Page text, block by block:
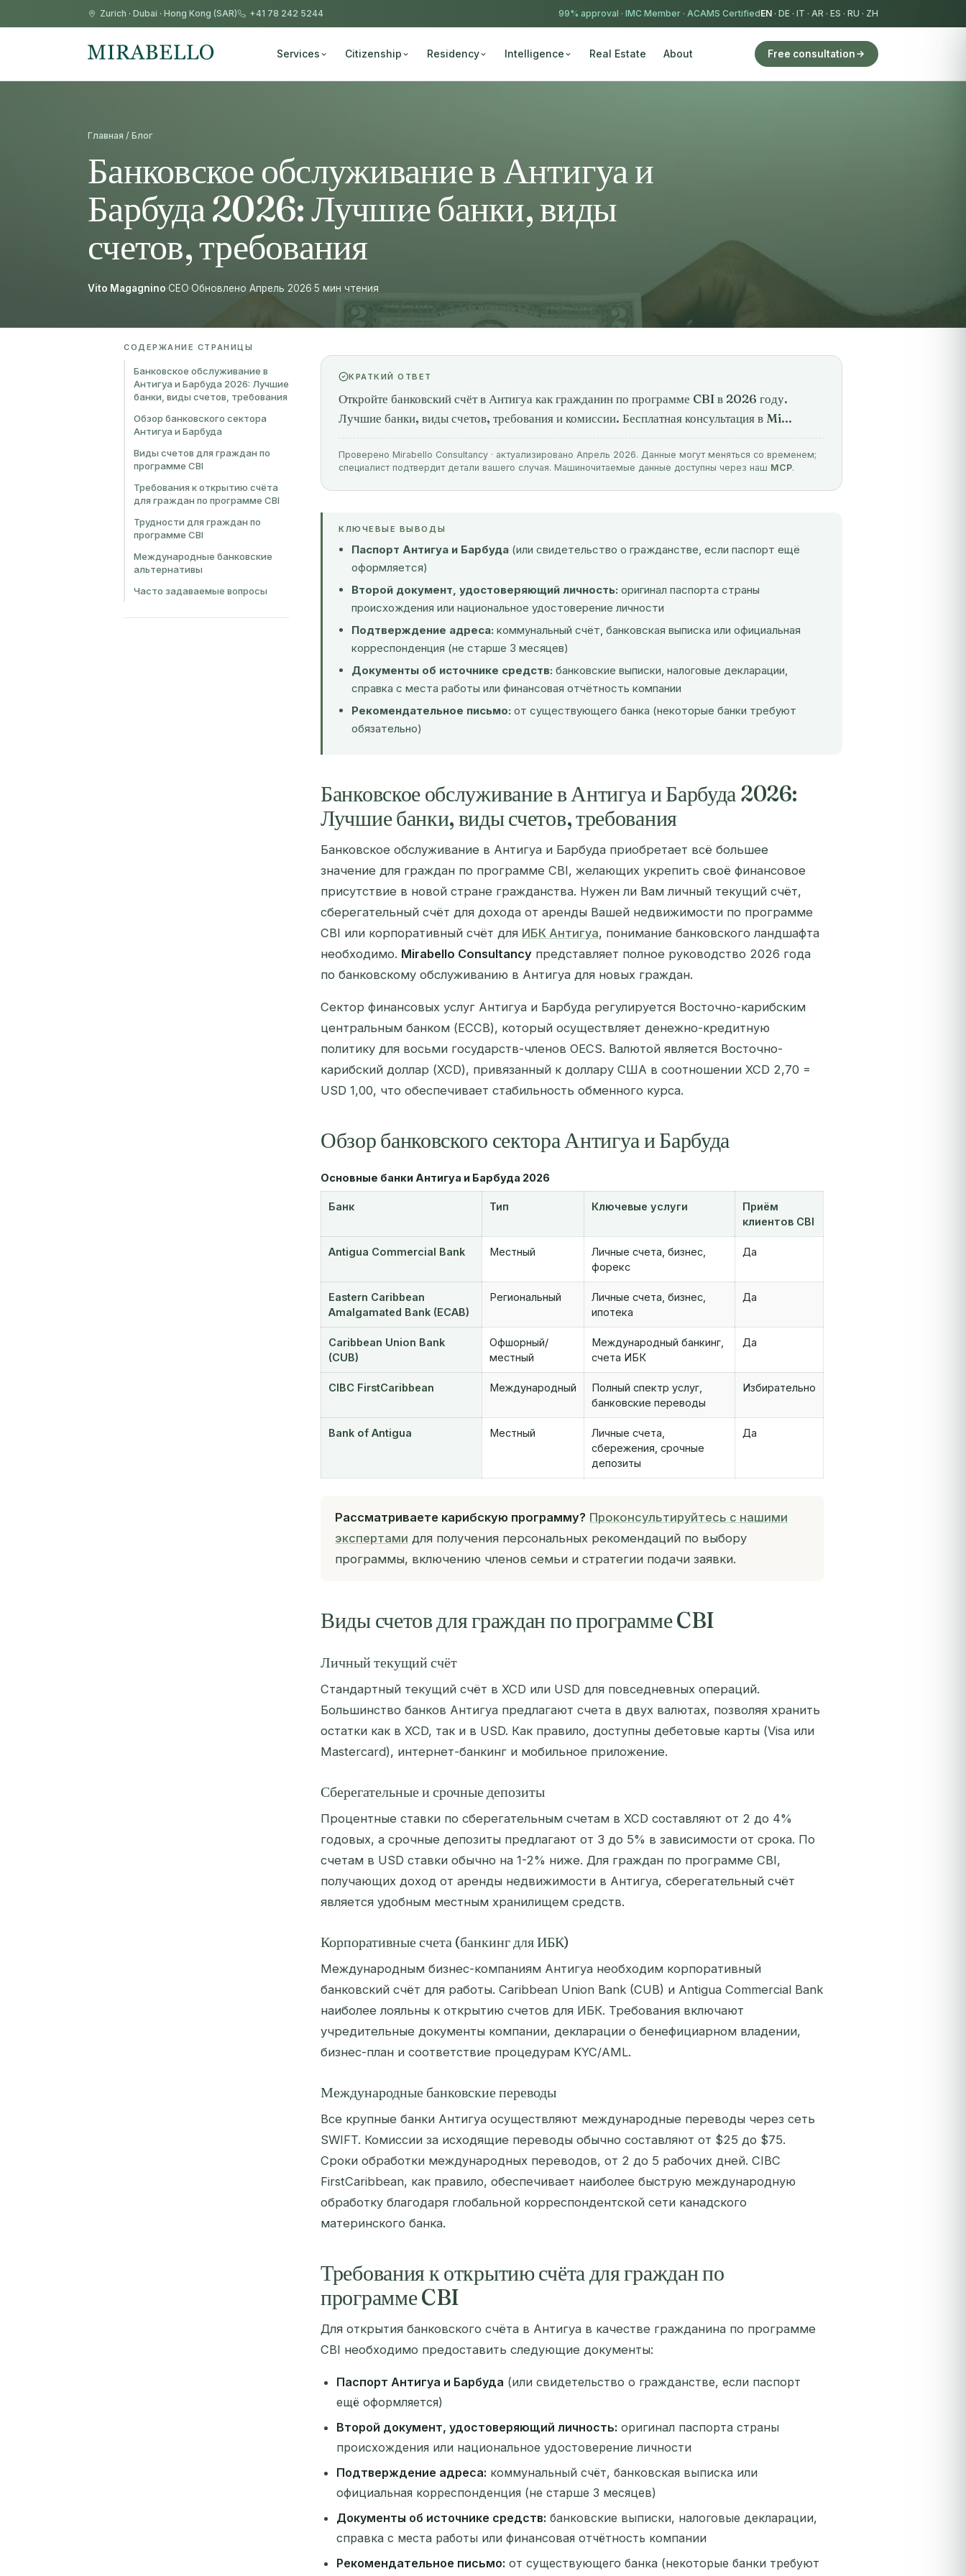
Zurich · Dubai · Hong Kong (SAR) +41 78 242 5244 99% approval · IMC Member · ACAMS CertifiedEN · DE · IT · AR · ES · RU · ZH
Services Citizenship Residency Intelligence Real Estate About Free consultation
Главная / Блог
Банковское обслуживание в Антигуа и
Барбуда 2026: Лучшие банки, виды
счетов, требования
Vito Magagnino·CEO·Обновлено Апрель 2026·5 мин чтения
СОДЕРЖАНИЕ СТРАНИЦЫ
Банковское обслуживание в
Антигуа и Барбуда 2026: Лучшие
банки, виды счетов, требования
Обзор банковского сектора
Антигуа и Барбуда
Виды счетов для граждан по
программе CBI
Требования к открытию счёта
для граждан по программе CBI
Трудности для граждан по
программе CBI
Международные банковские
альтернативы
Часто задаваемые вопросы
КРАТКИЙ ОТВЕТ
Откройте банковский счёт в Антигуа как гражданин по программе CBI в 2026 году.
Лучшие банки, виды счетов, требования и комиссии. Бесплатная консультация в Mi...
Проверено Mirabello Consultancy · актуализировано Апрель 2026. Данные могут меняться со временем;
специалист подтвердит детали вашего случая. Машиночитаемые данные доступны через наш MCP.
КЛЮЧЕВЫЕ ВЫВОДЫ
Паспорт Антигуа и Барбуда (или свидетельство о гражданстве, если паспорт ещё
оформляется)
Второй документ, удостоверяющий личность: оригинал паспорта страны
происхождения или национальное удостоверение личности
Подтверждение адреса: коммунальный счёт, банковская выписка или официальная
корреспонденция (не старше 3 месяцев)
Документы об источнике средств: банковские выписки, налоговые декларации,
справка с места работы или финансовая отчётность компании
Рекомендательное письмо: от существующего банка (некоторые банки требуют
обязательно)
Банковское обслуживание в Антигуа и Барбуда 2026:
Лучшие банки, виды счетов, требования
Банковское обслуживание в Антигуа и Барбуда приобретает всё большее
значение для граждан по программе CBI, желающих укрепить своё финансовое
присутствие в новой стране гражданства. Нужен ли Вам личный текущий счёт,
сберегательный счёт для дохода от аренды Вашей недвижимости по программе
CBI или корпоративный счёт для ИБК Антигуа, понимание банковского ландшафта
необходимо. Mirabello Consultancy представляет полное руководство 2026 года
по банковскому обслуживанию в Антигуа для новых граждан.
Сектор финансовых услуг Антигуа и Барбуда регулируется Восточно-карибским
центральным банком (ECCB), который осуществляет денежно-кредитную
политику для восьми государств-членов OECS. Валютой является Восточно-
карибский доллар (XCD), привязанный к доллару США в соотношении XCD 2,70 =
USD 1,00, что обеспечивает стабильность обменного курса.
Обзор банковского сектора Антигуа и Барбуда
Основные банки Антигуа и Барбуда 2026
Банк Тип Ключевые услуги
Приём
клиентов CBI
Antigua Commercial Bank Местный
Личные счета, бизнес,
форекс
Да
Eastern Caribbean
Amalgamated Bank (ECAB)
Региональный
Личные счета, бизнес,
ипотека
Да
Caribbean Union Bank
(CUB)
Офшорный/
местный
Международный банкинг,
счета ИБК
Да
CIBC FirstCaribbean Международный
Полный спектр услуг,
банковские переводы
Избирательно
Bank of Antigua Местный
Личные счета,
сбережения, срочные
депозиты
Да
Рассматриваете карибскую программу? Проконсультируйтесь с нашими
экспертами для получения персональных рекомендаций по выбору
программы, включению членов семьи и стратегии подачи заявки.
Виды счетов для граждан по программе CBI
Личный текущий счёт
Стандартный текущий счёт в XCD или USD для повседневных операций.
Большинство банков Антигуа предлагают счета в двух валютах, позволяя хранить
остатки как в XCD, так и в USD. Как правило, доступны дебетовые карты (Visa или
Mastercard), интернет-банкинг и мобильное приложение.
Сберегательные и срочные депозиты
Процентные ставки по сберегательным счетам в XCD составляют от 2 до 4%
годовых, а срочные депозиты предлагают от 3 до 5% в зависимости от срока. По
счетам в USD ставки обычно на 1-2% ниже. Для граждан по программе CBI,
получающих доход от аренды недвижимости в Антигуа, сберегательный счёт
является удобным местным хранилищем средств.
Корпоративные счета (банкинг для ИБК)
Международным бизнес-компаниям Антигуа необходим корпоративный
банковский счёт для работы. Caribbean Union Bank (CUB) и Antigua Commercial Bank
наиболее лояльны к открытию счетов для ИБК. Требования включают
учредительные документы компании, декларации о бенефициарном владении,
бизнес-план и соответствие процедурам KYC/AML.
Международные банковские переводы
Все крупные банки Антигуа осуществляют международные переводы через сеть
SWIFT. Комиссии за исходящие переводы обычно составляют от $25 до $75.
Сроки обработки международных переводов, от 2 до 5 рабочих дней. CIBC
FirstCaribbean, как правило, обеспечивает наиболее быструю международную
обработку благодаря глобальной корреспондентской сети канадского
материнского банка.
Требования к открытию счёта для граждан по
программе CBI
Для открытия банковского счёта в Антигуа в качестве гражданина по программе
CBI необходимо предоставить следующие документы:
Паспорт Антигуа и Барбуда (или свидетельство о гражданстве, если паспорт
ещё оформляется)
Второй документ, удостоверяющий личность: оригинал паспорта страны
происхождения или национальное удостоверение личности
Подтверждение адреса: коммунальный счёт, банковская выписка или
официальная корреспонденция (не старше 3 месяцев)
Документы об источнике средств: банковские выписки, налоговые декларации,
справка с места работы или финансовая отчётность компании
Рекомендательное письмо: от существующего банка (некоторые банки требуют